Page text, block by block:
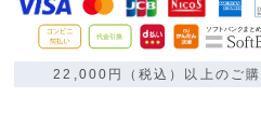
22,000円（税込）以上のご購